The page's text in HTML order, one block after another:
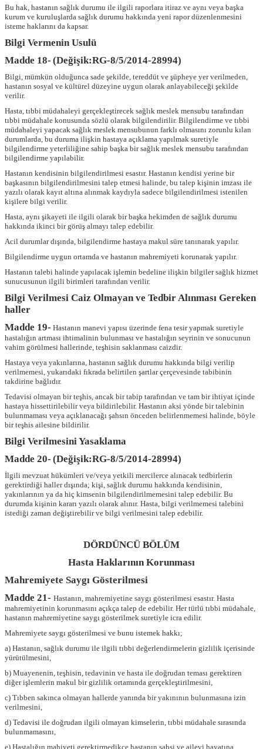
Bu hak, hastanın sağlık durumu ile ilgili raporlara itiraz ve aynı veya başka
kurum ve kuruluşlarda sağlık durumu hakkında yeni rapor düzenlenmesini
isteme haklarını da kapsar.
Bilgi Vermenin Usulü
Madde 18- (Değişik:RG-8/5/2014-28994)
Bilgi, mümkün olduğunca sade şekilde, tereddüt ve şüpheye yer verilmeden,
hastanın sosyal ve kültürel düzeyine uygun olarak anlayabileceği şekilde
verilir.
Hasta, tıbbi müdahaleyi gerçekleştirecek sağlık meslek mensubu tarafından
tıbbi müdahale konusunda sözlü olarak bilgilendirilir. Bilgilendirme ve tıbbi
müdahaleyi yapacak sağlık meslek mensubunun farklı olmasını zorunlu kılan
durumlarda, bu duruma ilişkin hastaya açıklama yapılmak suretiyle
bilgilendirme yeterliliğine sahip başka bir sağlık meslek mensubu tarafından
bilgilendirme yapılabilir.
Hastanın kendisinin bilgilendirilmesi esastır. Hastanın kendisi yerine bir
başkasının bilgilendirilmesini talep etmesi halinde, bu talep kişinin imzası ile
yazılı olarak kayıt altına alınmak kaydıyla sadece bilgilendirilmesi istenilen
kişilere bilgi verilir.
Hasta, aynı şikayeti ile ilgili olarak bir başka hekimden de sağlık durumu
hakkında ikinci bir görüş almayı talep edebilir.
Acil durumlar dışında, bilgilendirme hastaya makul süre tanınarak yapılır.
Bilgilendirme uygun ortamda ve hastanın mahremiyeti korunarak yapılır.
Hastanın talebi halinde yapılacak işlemin bedeline ilişkin bilgiler sağlık hizmet
sunucusunun ilgili birimleri tarafından verilir.
Bilgi Verilmesi Caiz Olmayan ve Tedbir Alınması Gereken
haller
Madde 19- Hastanın manevi yapısı üzerinde fena tesir yapmak suretiyle
hastalığın artması ihtimalinin bulunması ve hastalığın seyrinin ve sonucunun
vahim görülmesi hallerinde, teşhisin saklanması caizdir.
Hastaya veya yakınlarına, hastanın sağlık durumu hakkında bilgi verilip
verilmemesi, yukarıdaki fıkrada belirtilen şartlar çerçevesinde tabibinin
takdirine bağlıdır.
Tedavisi olmayan bir teşhis, ancak bir tabip tarafından ve tam bir ihtiyat içinde
hastaya hissettirilebilir veya bildirilebilir. Hastanın aksi yönde bir talebinin
bulunmaması veya açıklanacağı şahsın önceden belirlenmemesi halinde, böyle
bir teşhis ailesine bildirilir.
Bilgi Verilmesini Yasaklama
Madde 20- (Değişik:RG-8/5/2014-28994)
İlgili mevzuat hükümleri ve/veya yetkili mercilerce alınacak tedbirlerin
gerektirdiği haller dışında; kişi, sağlık durumu hakkında kendisinin,
yakınlarının ya da hiç kimsenin bilgilendirilmemesini talep edebilir. Bu
durumda kişinin kararı yazılı olarak alınır. Hasta, bilgi verilmemesi talebini
istediği zaman değiştirebilir ve bilgi verilmesini talep edebilir.
DÖRDÜNCÜ BÖLÜM
Hasta Haklarının Korunması
Mahremiyete Saygı Gösterilmesi
Madde 21- Hastanın, mahremiyetine saygı gösterilmesi esastır. Hasta
mahremiyetinin korunmasını açıkça talep de edebilir. Her türlü tıbbi müdahale,
hastanın mahremiyetine saygı gösterilmek suretiyle icra edilir.
Mahremiyete saygı gösterilmesi ve bunu istemek hakkı;
a) Hastanın, sağlık durumu ile ilgili tıbbi değerlendirmelerin gizlilik içerisinde
yürütülmesini,
b) Muayenenin, teşhisin, tedavinin ve hasta ile doğrudan teması gerektiren
diğer işlemlerin makul bir gizlilik ortamında gerçekleştirilmesini,
c) Tıbben sakınca olmayan hallerde yanında bir yakınının bulunmasına izin
verilmesini,
d) Tedavisi ile doğrudan ilgili olmayan kimselerin, tıbbi müdahale sırasında
bulunmamasını,
e) Hastalığın mahiyeti gerektirmedikçe hastanın şahsi ve ailevi hayatına